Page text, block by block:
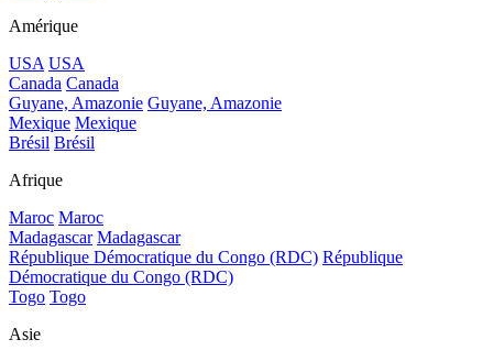
Amérique
USA USA
Canada Canada
Guyane, Amazonie Guyane, Amazonie
Mexique Mexique
Brésil Brésil
Afrique
Maroc Maroc
Madagascar Madagascar
République Démocratique du Congo (RDC) République
Démocratique du Congo (RDC)
Togo Togo
Asie